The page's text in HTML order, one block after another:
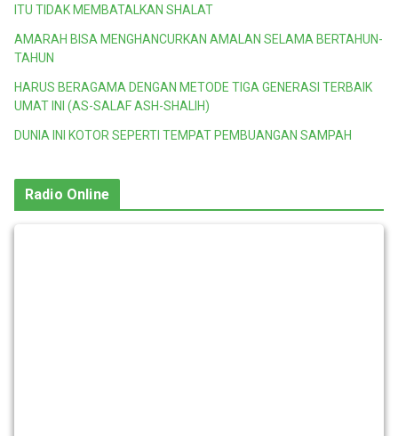
ITU TIDAK MEMBATALKAN SHALAT
AMARAH BISA MENGHANCURKAN AMALAN SELAMA BERTAHUN-
TAHUN
HARUS BERAGAMA DENGAN METODE TIGA GENERASI TERBAIK
UMAT INI (AS-SALAF ASH-SHALIH)
DUNIA INI KOTOR SEPERTI TEMPAT PEMBUANGAN SAMPAH
Radio Online